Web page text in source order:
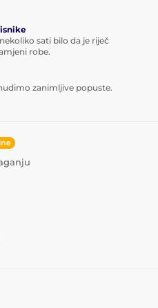
sati bilo da je riječ
robe.
zanimljive popuste.